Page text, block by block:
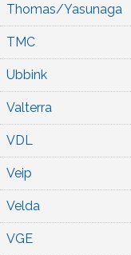
Thomas/Yasunaga
TMC
Ubbink
Valterra
VDL
Veip
Velda
VGE